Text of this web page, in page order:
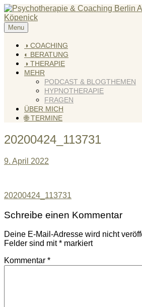
Skip
to
content
KREATIV & GELÖST
Andreas Scholz (HPP) Kreativ Coach
Psychotherapie
Menu
◑ COACHING
◐ BERATUNG
◑ THERAPIE
MEHR
PODCAST & BLOGTHEMEN
HYPNOTHERAPIE
FRAGEN
ÜBER MICH
🌐 TERMINE
20200424_113731
9. April 2022
Beitragsnavigation
20200424_113731
Schreibe einen Kommentar
Deine E-Mail-Adresse wird nicht
Felder sind mit* markiert
Kommentar *